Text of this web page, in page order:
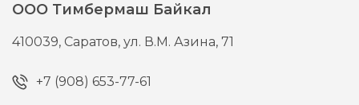
ООО Тимбермаш Байкал
410039, Саратов,ул. В.М. Азина, 71
+7 (908) 653-77-61